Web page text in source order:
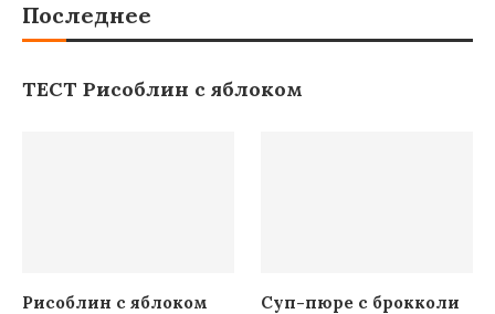
Последнее
ТЕСТ Рисоблин с яблоком
Рисоблин с яблоком
Суп-пюре с брокколи